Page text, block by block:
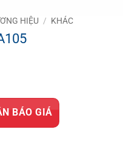
HIỆU / KHÁC
BÁO GIÁ